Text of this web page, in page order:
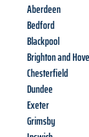
Aberdeen
Bedford
Blackpool
Brighton and Hove
Chesterfield
Dundee
Exeter
Grimsby